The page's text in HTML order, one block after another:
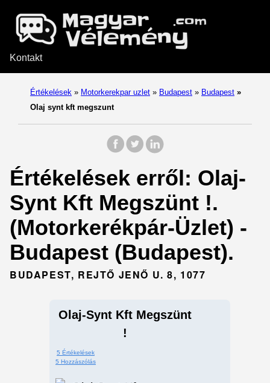
Kontakt
Értékelések » Motorkerekpar uzlet » Budapest » Budapest »
Olaj synt kft megszunt
Értékelések erről: Olaj-
Synt Kft Megszünt !.
(Motorkerékpár-Üzlet) -
Budapest (Budapest).
BUDAPEST, REJTŐ JENŐ U. 8, 1077
Olaj-Synt Kft Megszünt
!
5 Értékelések
5 Hozzászólás